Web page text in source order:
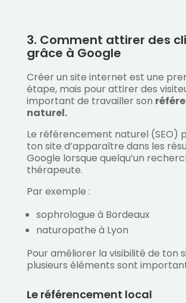
3. Comment attirer des
grâce à Google
Créer un site internet est une
étape, mais pour attirer des
important de travailler son
naturel.
Le référencement naturel (SEO)
ton site d’apparaître dans les
Google lorsque quelqu’un
thérapeute.
Par exemple :
sophrologue à Bordeaux
naturopathe à Lyon
Pour améliorer la visibilité de ton
plusieurs éléments sont
Le référencement local